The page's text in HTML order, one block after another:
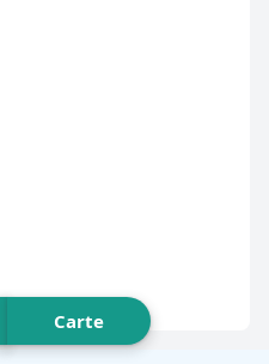
Carte